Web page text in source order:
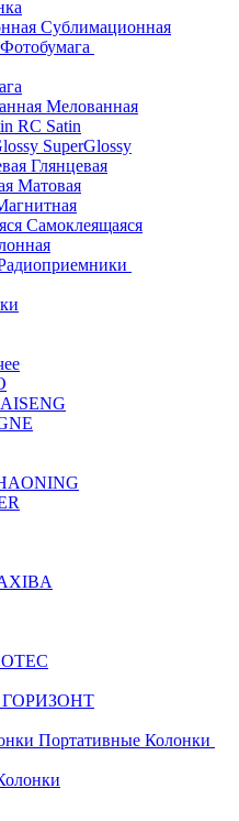
Сублимационная
Фотобумага
Мелованная
RC Satin
SuperGlossy
Глянцевая
Матовая
Самоклеящаяся
ГОРИЗОНТ
Портативные Колонки